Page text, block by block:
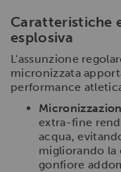
Caratteristiche
esplosiva
L'assunzione
micronizzata
performance
extra-fine
acqua,
migliorando
gonfiore